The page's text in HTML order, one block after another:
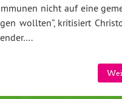
nicht auf eine
wollten”, kri­ti­siert